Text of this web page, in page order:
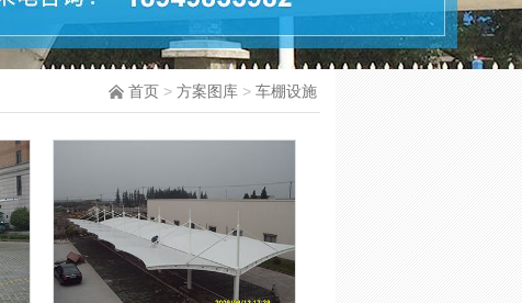
首页> 方案图库> 车棚设施